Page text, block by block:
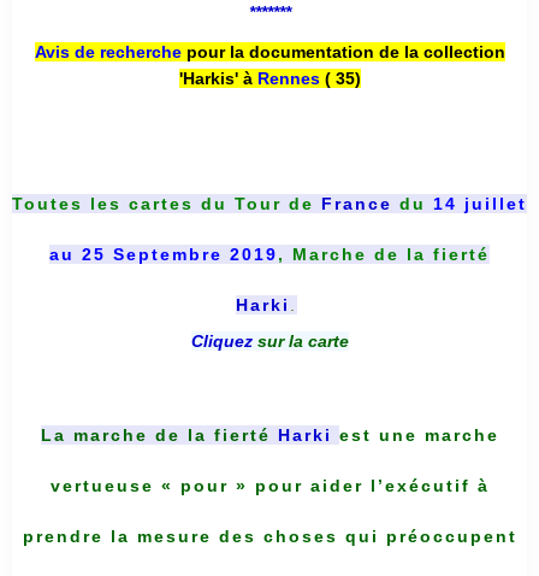
*******
Avis de recherche pour la documentation de la collection
'Harkis' à Rennes( 35)
Toutes les cartes du Tour de France du 14 juillet
au 25 Septembre 2019, Marche de la fierté
Harki .
Cliquez sur la carte
La marche de la fierté Harki est une marche
vertueuse « pour » pour aider l’exécutif à
prendre la mesure des choses qui préoccupent